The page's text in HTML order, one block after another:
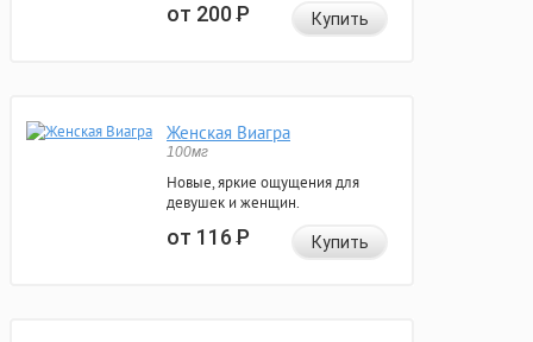
от 200Р Купить
Женская Виагра
100мг
Новые, яркие ощущения для
девушек и женщин.
от 116Р Купить